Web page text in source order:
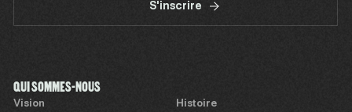
S'inscrire
QUI SOMMES-NOUS
Vision
Histoire